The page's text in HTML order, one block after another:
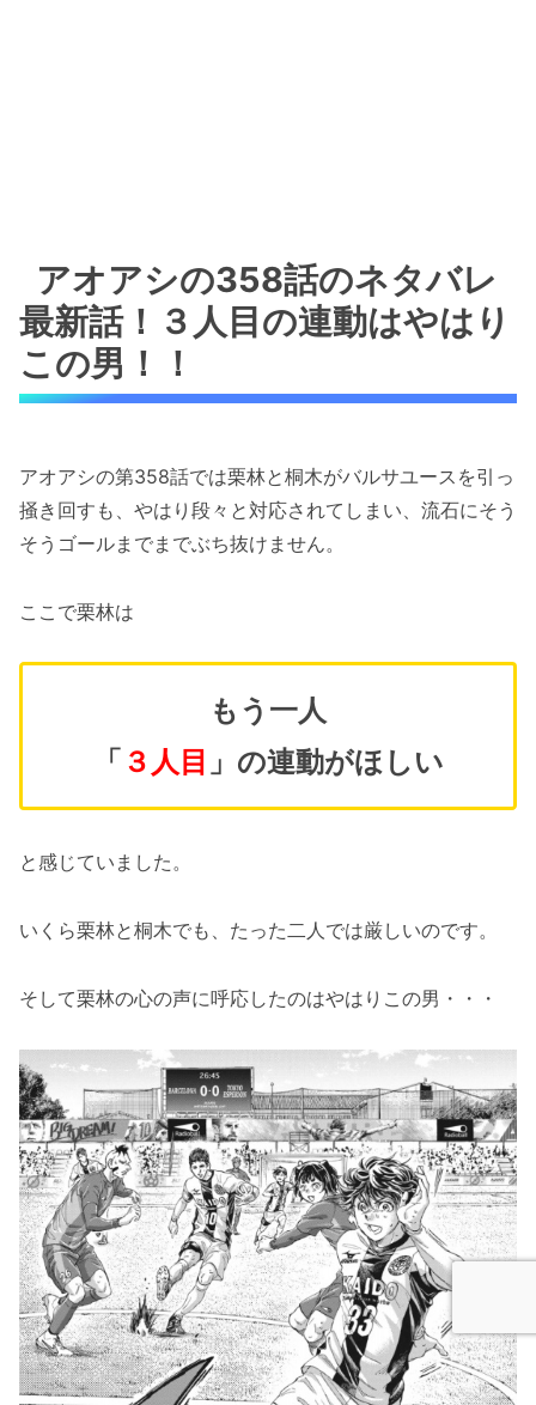
アオアシの358話のネタバレ
最新話！３人目の連動はやはり
この男！！
アオアシの第358話では栗林と桐木がバルサユースを引っ
掻き回すも、やはり段々と対応されてしまい、流石にそう
そうゴールまでまでぶち抜けません。
ここで栗林は
もう一人
「 ３人目 」の連動がほしい
と感じていました。
いくら栗林と桐木でも、たった二人では厳しいのです。
そして栗林の心の声に呼応したのはやはりこの男・・・